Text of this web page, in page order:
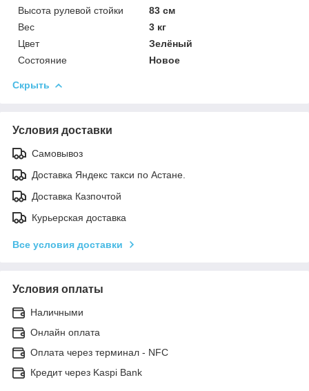
Высота рулевой стойки
83 см
Вес
3 кг
Цвет
Зелёный
Состояние
Новое
Скрыть
Условия доставки
Самовывоз
Доставка Яндекс такси по Астане.
Доставка Казпочтой
Курьерская доставка
Все условия доставки
Условия оплаты
Наличными
Онлайн оплата
Оплата через терминал - NFC
Кредит через Kaspi Bank